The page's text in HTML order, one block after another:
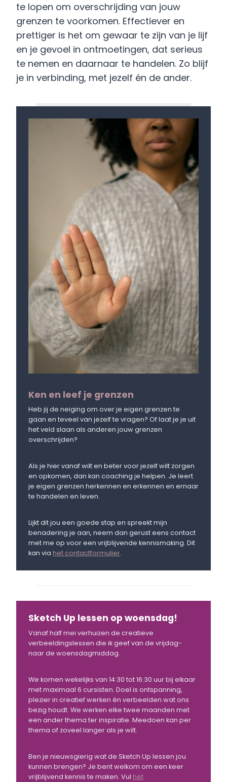
te lopen om overschrijding van jouw
grenzen te voorkomen. Effectiever en
prettiger is het om gewaar te zijn van je lijf
en je gevoel in ontmoetingen, dat serieus
te nemen en daarnaar te handelen. Zo blijf
je in verbinding, met jezelf én de ander.
Ken en leef je grenzen
Heb jij de neiging om over je eigen grenzen te
gaan en teveel van jezelf te vragen? Of laat je je uit
het veld slaan als anderen jouw grenzen
overschrijden?
Als je hier vanaf wilt en beter voor jezelf wilt zorgen
en opkomen, dan kan coaching je helpen. Je leert
je eigen grenzen herkennen en erkennen en ernaar
te handelen en leven.
Lijkt dit jou een goede stap en spreekt mijn
benadering je aan, neem dan gerust eens contact
met me op voor een vrijblijvende kennismaking. Dit
kan via het contactformulier.
Sketch Up lessen op woensdag!
Vanaf half mei verhuizen de creatieve
verbeeldingslessen die ik geef van de vrijdag-
naar de woensdagmiddag.
We komen wekelijks van 14:30 tot 16:30 uur bij elkaar
met maximaal 6 cursisten. Doel is ontspanning,
plezier in creatief werken én verbeelden wat ons
bezig houdt. We werken elke twee maanden met
een ander thema ter inspiratie. Meedoen kan per
thema of zoveel langer als je wilt.
Ben je nieuwsgierig wat de Sketch Up lessen jou
kunnen brengen? Je bent welkom om een keer
vrijblijvend kennis te maken. Vul het